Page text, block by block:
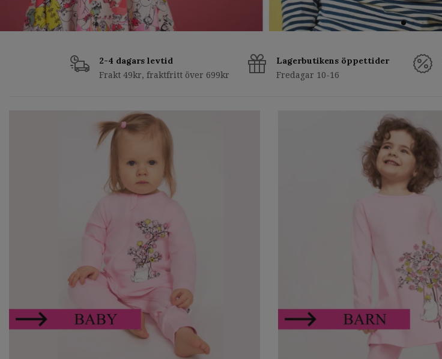
2-4 dagars levtid
Frakt 49kr, fraktfritt över 699kr
Lagerbutikens öppettider
Fredagar 10-16